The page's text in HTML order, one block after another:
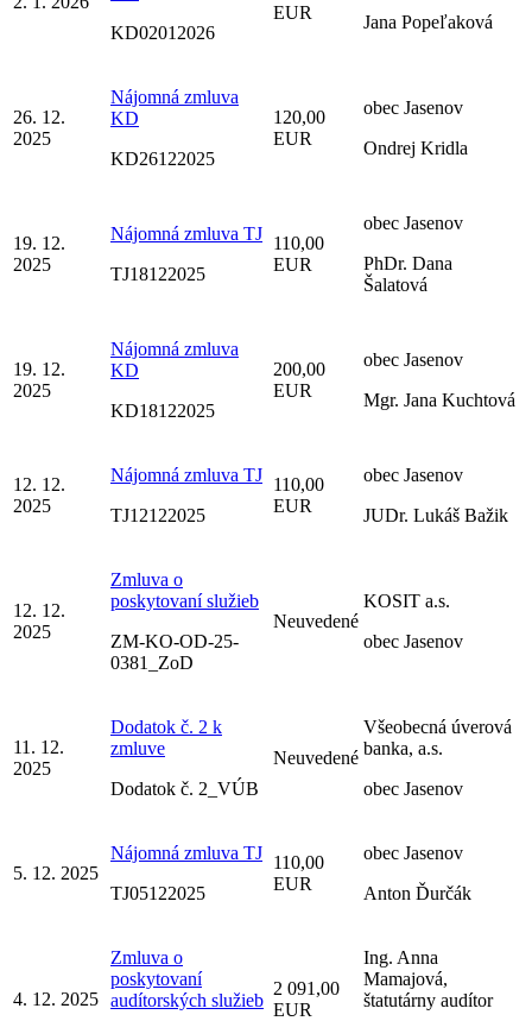
KD02012026
EUR
Jana Popeľaková
26. 12.
2025
Nájomná zmluva
KD
KD26122025
120,00
EUR
obec Jasenov
Ondrej Kridla
19. 12.
2025
Nájomná zmluva TJ
TJ18122025
110,00
EUR
obec Jasenov
PhDr. Dana
Šalatová
19. 12.
2025
Nájomná zmluva
KD
KD18122025
200,00
EUR
obec Jasenov
Mgr. Jana Kuchtová
12. 12.
2025
Nájomná zmluva TJ
TJ12122025
110,00
EUR
obec Jasenov
JUDr. Lukáš Bažik
12. 12.
2025
Zmluva o
poskytovaní služieb
ZM-KO-OD-25-
0381_ZoD
Neuvedené
KOSIT a.s.
obec Jasenov
11. 12.
2025
Dodatok č. 2 k
zmluve
Dodatok č. 2_VÚB
Neuvedené
Všeobecná úverová
banka, a.s.
obec Jasenov
5. 12. 2025
Nájomná zmluva TJ
TJ05122025
110,00
EUR
obec Jasenov
Anton Ďurčák
4. 12. 2025
Zmluva o
poskytovaní
audítorských služieb
2 091,00
EUR
Ing. Anna
Mamajová,
štatutárny audítor